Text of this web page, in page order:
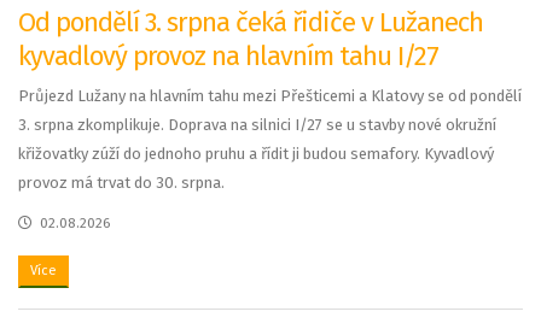
Od pondělí 3. srpna čeká řidiče v Lužanech
kyvadlový provoz na hlavním tahu I/27
Průjezd Lužany na hlavním tahu mezi Přešticemi a Klatovy se od pondělí
3. srpna zkomplikuje. Doprava na silnici I/27 se u stavby nové okružní
křižovatky zúží do jednoho pruhu a řídit ji budou semafory. Kyvadlový
provoz má trvat do 30. srpna.
02.08.2026
Více